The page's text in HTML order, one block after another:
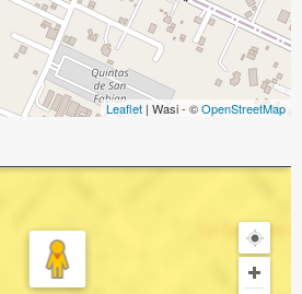
Leaflet | Wasi - ©OpenStreetMap